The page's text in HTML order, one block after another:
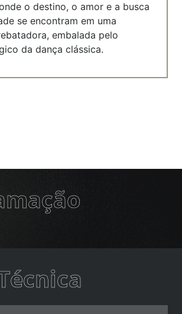
o destino, o amor e a busca
se encontram em uma
embalada pelo
da dança clássica.